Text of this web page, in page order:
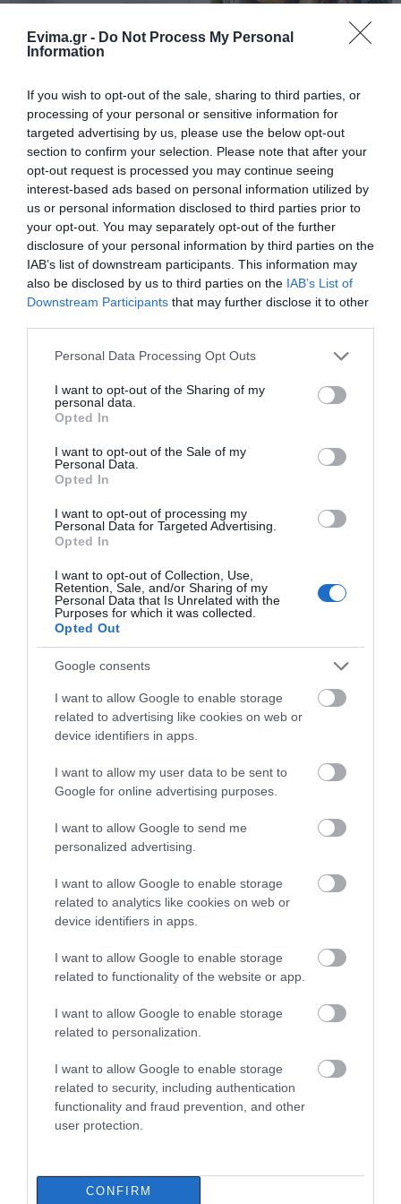
Evima.gr - Do Not Process My Personal
Information
If you wish to opt-out of the sale, sharing to third parties, or
processing of your personal or sensitive information for
targeted advertising by us, please use the below opt-out
section to confirm your selection. Please note that after your
opt-out request is processed you may continue seeing
interest-based ads based on personal information utilized by
us or personal information disclosed to third parties prior to
your opt-out. You may separately opt-out of the further
disclosure of your personal information by third parties on the
IAB’s list of downstream participants. This information may
also be disclosed by us to third parties on the IAB’s List of
Downstream Participants that may further disclose it to other
Please note that this website/app uses one or more Google
not limited to your visit or usage behaviour. You may click to
grant or deny consent to Google and its third-party tags to
use your data for below specified purposes in below Google
consent section.
Personal Data Processing Opt Outs
I want to opt-out of the Sharing of my
personal data.
Opted In
I want to opt-out of the Sale of my
Personal Data.
Opted In
I want to opt-out of processing my
Personal Data for Targeted Advertising.
Opted In
I want to opt-out of Collection, Use,
Retention, Sale, and/or Sharing of my
Personal Data that Is Unrelated with the
Purposes for which it was collected.
Opted Out
Google consents
I want to allow Google to enable storage
related to advertising like cookies on web or
device identifiers in apps.
I want to allow my user data to be sent to
Google for online advertising purposes.
I want to allow Google to send me
personalized advertising.
I want to allow Google to enable storage
related to analytics like cookies on web or
device identifiers in apps.
I want to allow Google to enable storage
related to functionality of the website or app.
I want to allow Google to enable storage
related to personalization.
I want to allow Google to enable storage
related to security, including authentication
functionality and fraud prevention, and other
user protection.
CONFIRM
Νότια Εύβοια: Μεγάλο Beach Party
λείπεις;
09.08.2026 | 09:00
Εορτολόγιο: Ποιοι γιορτάζουν
σήμερα, Κυριακή 9 Αυγούστου
09.08.2026 | 08:40
Καιρός: Καύσωνας και πολλά
μποφόρ σήμερα στην Εύβοια
09.08.2026 | 08:20
«Κόκκινος» συναγερμός σήμερα
στην Εύβοια – Τι απαγορεύεται
09.08.2026 | 08:00
Φωτιά στην Εύβοια σε ξερά χόρτα
09.08.2026 | 00:10
Ρίγη συγκίνησης στην Εύβοια! Η
στη μεγάλη πανήγυρη της
Μεταμορφώσεως
08.08.2026 | 21:00
Πάτρα: Θρήνος για
μωράκι μόλις 8 ημερών
– Νοσηλευόταν στη
ΜΕΘ Νεογνών
Εορτολόγιο: Ποιοι
γιορτάζουν σήμερα,
Σάββατο 8 Αυγούστου
Ο καιρός αλλάζει
40άρια μαζί με
θυελλώδη μελτέμια
Νέο τροχαίο με υλικές